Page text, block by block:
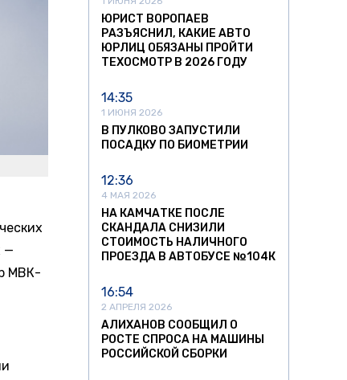
—
МВК-
ЮРИСТ ВОРОПАЕВ
РАЗЪЯСНИЛ, КАКИЕ АВТО
ЮРЛИЦ ОБЯЗАНЫ ПРОЙТИ
ТЕХОСМОТР В 2026 ГОДУ
14:35
1 ИЮНЯ 2026
В ПУЛКОВО ЗАПУСТИЛИ
ПОСАДКУ ПО БИОМЕТРИИ
12:36
4 МАЯ 2026
НА КАМЧАТКЕ ПОСЛЕ
СКАНДАЛА СНИЗИЛИ
СТОИМОСТЬ НАЛИЧНОГО
ПРОЕЗДА В АВТОБУСЕ №104К
16:54
2 АПРЕЛЯ 2026
АЛИХАНОВ СООБЩИЛ О
РОСТЕ СПРОСА НА МАШИНЫ
РОССИЙСКОЙ СБОРКИ